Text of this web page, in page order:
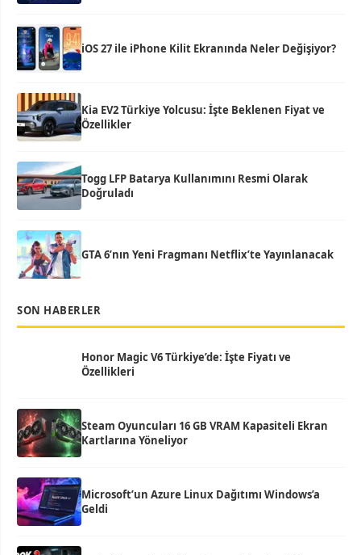
iOS 27 ile iPhone Kilit Ekranında Neler Değişiyor?
Kia EV2 Türkiye Yolcusu: İşte Beklenen Fiyat ve
Özellikler
Togg LFP Batarya Kullanımını Resmi Olarak
Doğruladı
GTA 6’nın Yeni Fragmanı Netflix’te Yayınlanacak
SON HABERLER
Honor Magic V6 Türkiye’de: İşte Fiyatı ve
Özellikleri
Steam Oyuncuları 16 GB VRAM Kapasiteli Ekran
Kartlarına Yöneliyor
Microsoft’un Azure Linux Dağıtımı Windows’a
Geldi